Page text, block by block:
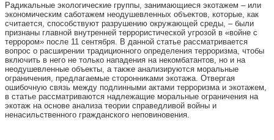
Радикальные экологические группы, занимающиеся экотажем – или
экономическим саботажем неодушевленных объектов, которые, как
считается, способствуют разрушению окружающей среды, – были
признаны главной внутренней террористической угрозой в «войне с
террором» после 11 сентября. В данной статье рассматривается
вопрос о расширении традиционного определения терроризма, чтобы
включить в него не только нападения на некомбатантов, но и на
неодушевленные объекты, а также анализируются моральные
ограничения, предлагаемые сторонниками экотажа. Отвергая
ошибочную связь между подлинными актами терроризма и экотажем,
в статье рассматриваются надлежащие моральные ограничения на
экотаж на основе анализа теории справедливой войны и
ненасильственного гражданского неповиновения.